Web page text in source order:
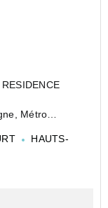
Métro
HAUTS-